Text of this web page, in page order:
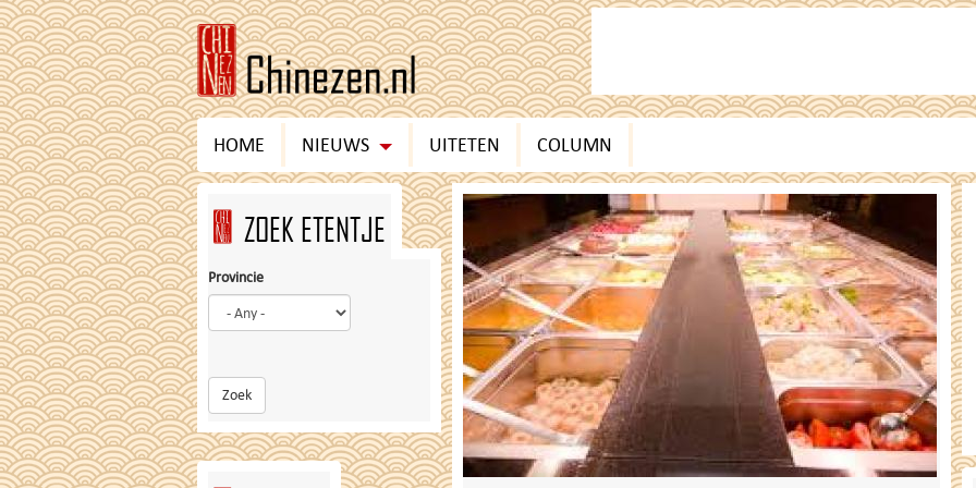
Skip
to
main
content
HOME NIEUWS UITETEN COLUMN
ZOEK ETENTJE
Provincie
Zoek